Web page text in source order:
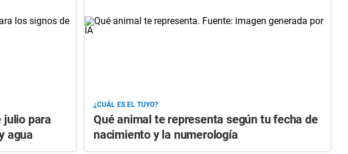
julio para
agua
¿CUÁL ES EL TUYO?
Qué animal te representa según tu fecha de
nacimiento y la numerología